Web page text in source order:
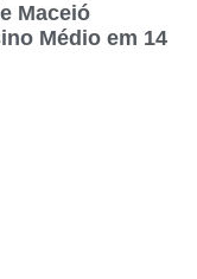
Maceió
Médio em 14